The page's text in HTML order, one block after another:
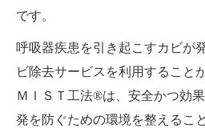
です。
呼吸器疾患を引き起こすカビが
ビ除去サービスを利用すること
ＭＩＳＴ工法®は、安全かつ効
発を防ぐための環境を整えるこ